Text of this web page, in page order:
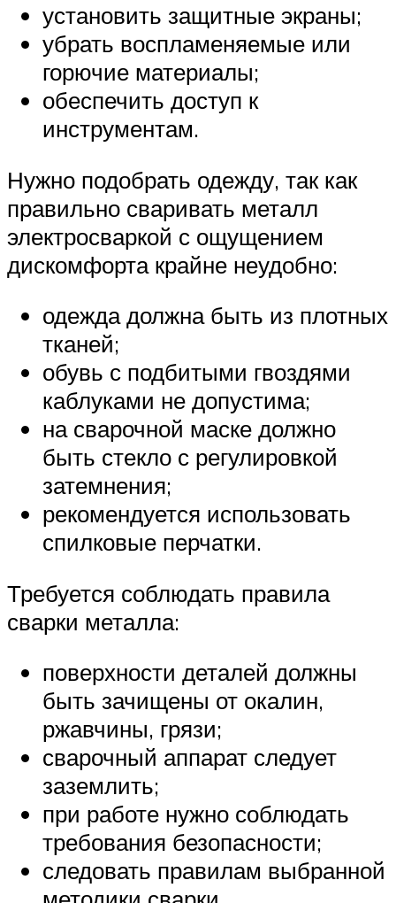
установить защитные экраны;
убрать воспламеняемые или
горючие материалы;
обеспечить доступ к
инструментам.
Нужно подобрать одежду, так как
правильно сваривать металл
электросваркой с ощущением
дискомфорта крайне неудобно:
одежда должна быть из плотных
тканей;
обувь с подбитыми гвоздями
каблуками не допустима;
на сварочной маске должно
быть стекло с регулировкой
затемнения;
рекомендуется использовать
спилковые перчатки.
Требуется соблюдать правила
сварки металла:
поверхности деталей должны
быть зачищены от окалин,
ржавчины, грязи;
сварочный аппарат следует
заземлить;
при работе нужно соблюдать
требования безопасности;
следовать правилам выбранной